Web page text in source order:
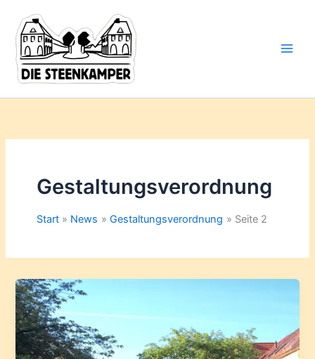
Inhalt
springen
Gestaltungsverordnung
Start News Gestaltungsverordnung Seite 2
deine
Mail-
Adresse
ein ...